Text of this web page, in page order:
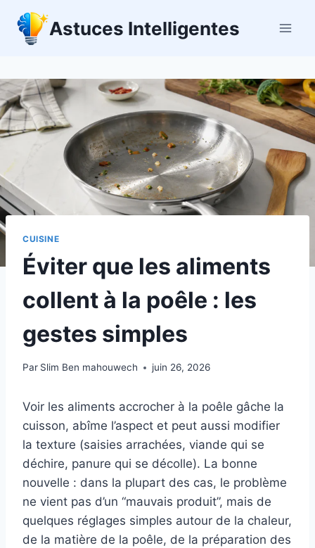
contenu
Astuces Intelligentes
CUISINE
Éviter que les aliments
collent à la poêle : les
gestes simples
Par Slim Ben mahouwech juin 26, 2026
Voir les aliments accrocher à la poêle gâche la
cuisson, abîme l’aspect et peut aussi modifier
la texture (saisies arrachées, viande qui se
déchire, panure qui se décolle). La bonne
nouvelle : dans la plupart des cas, le problème
ne vient pas d’un “mauvais produit”, mais de
quelques réglages simples autour de la chaleur,
de la matière de la poêle, de la préparation des